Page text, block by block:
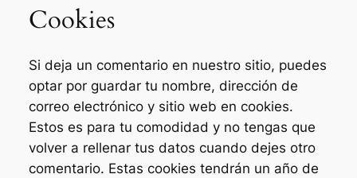
Cookies
Si deja un comentario en nuestro sitio, puedes
optar por guardar tu nombre, dirección de
correo electrónico y sitio web en cookies.
Estos es para tu comodidad y no tengas que
volver a rellenar tus datos cuando dejes otro
comentario. Estas cookies tendrán un año de